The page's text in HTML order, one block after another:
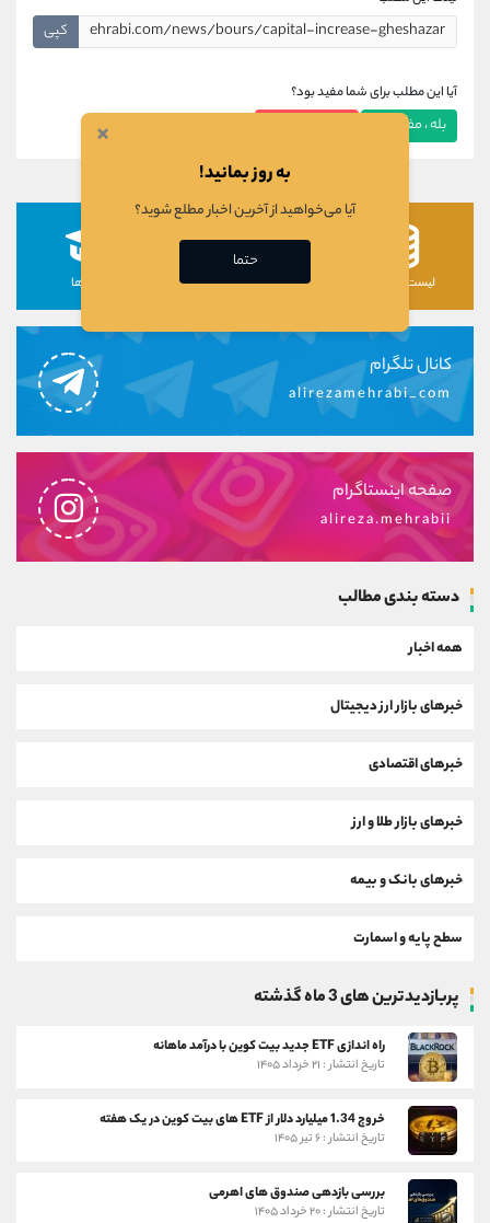
کپی
آیا این مطلب برای شما مفید بود؟
بله ، مفید بود
لیست رمزارزها لیست سهام ها دوره ها
کانال تلگرام
alirezamehrabi_com
صفحه اینستاگرام
alireza.mehrabii
دسته بندی مطالب
همه اخبار
خبرهای بازار ارز دیجیتال
خبرهای اقتصادی
خبرهای بازار طلا و ارز
خبرهای بانک و بیمه
سطح پایه و اسمارت
پربازدیدترین های 3 ماه گذشته
راه اندازی ETF جدید بیت کوین با درآمد ماهانه
تاریخ انتشار : ۲۱ خرداد ۱۴۰۵
خروج 1.34 میلیارد دلار از ETF های بیت کوین در یک هفته
تاریخ انتشار : ۶ تیر ۱۴۰۵
بررسی بازدهی صندوق های اهرمی
تاریخ انتشار : ۲۰ خرداد ۱۴۰۵
×
به روز بمانید!
آیا می‌خواهید از آخرین اخبار مطلع شوید؟
حتما